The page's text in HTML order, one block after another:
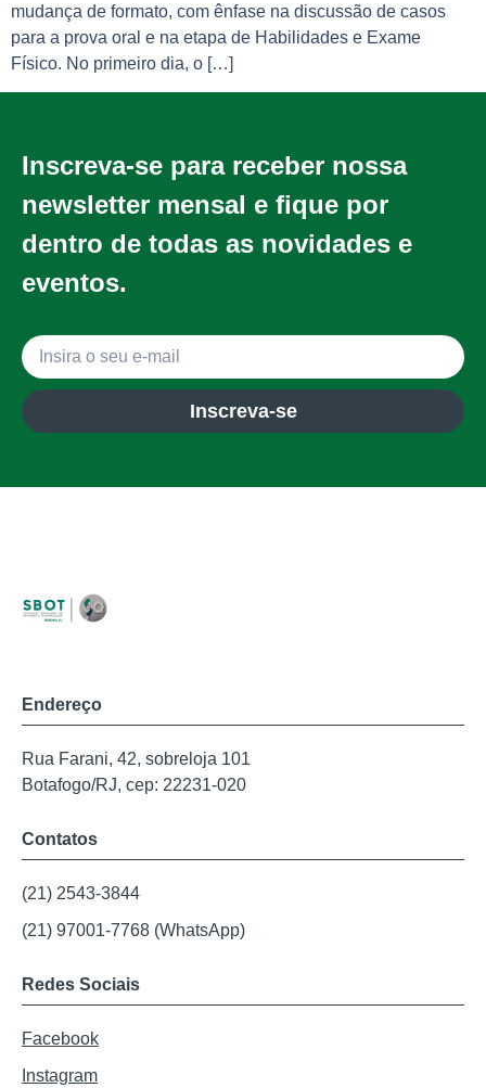
mudança de formato, com ênfase na discussão de casos
para a prova oral e na etapa de Habilidades e Exame
Físico. No primeiro dia, o […]
Inscreva-se para receber nossa
newsletter mensal e fique por
dentro de todas as novidades e
eventos.
Inscreva-se
Endereço
Rua Farani, 42, sobreloja 101
Botafogo/RJ, cep: 22231-020
Contatos
(21) 2543-3844
(21) 97001-7768 (WhatsApp)
Redes Sociais
Facebook
Instagram